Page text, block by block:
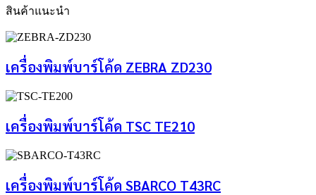
สินค้าแนะนำ
เครื่องพิมพ์บาร์โค้ด ZEBRA ZD230
เครื่องพิมพ์บาร์โค้ด TSC TE210
เครื่องพิมพ์บาร์โค้ด SBARCO T43RC